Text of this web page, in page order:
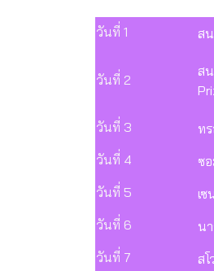
วันที่ 1 ส
วันที่ 2
ส
วันที่ 3
ท
วันที่ 4
ซ
วันที่ 5
เ
วันที่ 6
น
วันที่ 7
ส